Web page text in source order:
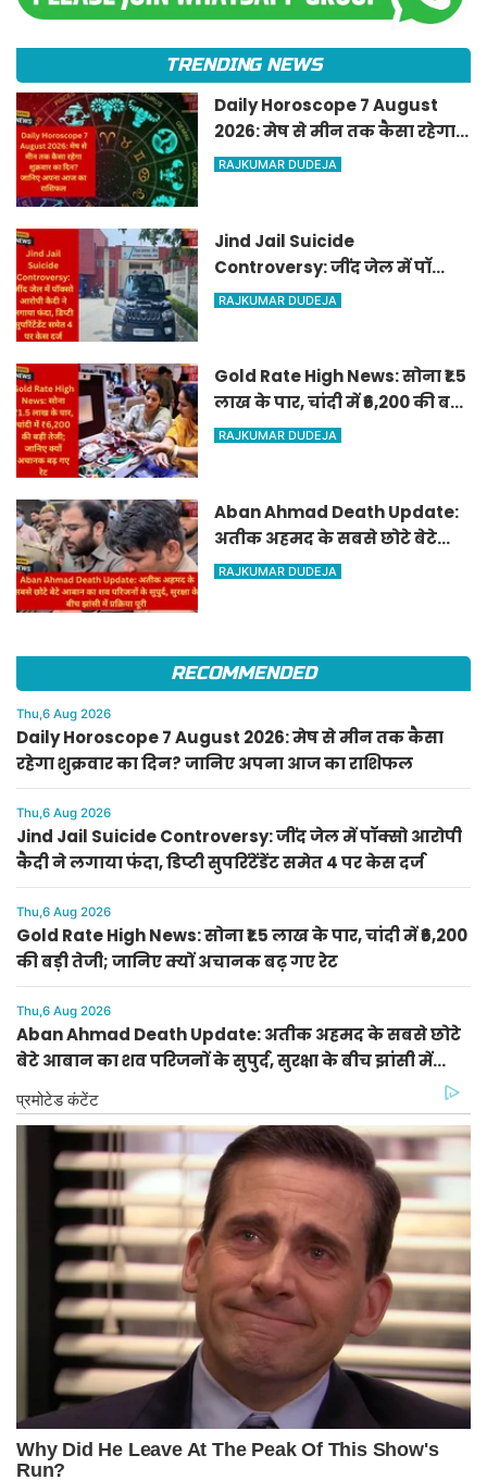
TRENDING NEWS
Daily Horoscope 7 August
2026: मेष से मीन तक कैसा रहेगा
शुक्रवार का दिन? जानिए अपना
RAJKUMAR DUDEJA
Jind Jail Suicide
Controversy: जींद जेल में पॉक्सो
आरोपी कैदी ने लगाया फंदा, डिप्टी
RAJKUMAR DUDEJA
Gold Rate High News: सोना ₹1.5
लाख के पार, चांदी में ₹6,200 की बड़ी
तेजी; जानिए क्यों अचानक बढ़ गए
RAJKUMAR DUDEJA
Aban Ahmad Death Update:
अतीक अहमद के सबसे छोटे बेटे
आबान का शव परिजनों के सुपुर्द,
RAJKUMAR DUDEJA
RECOMMENDED
Thu,6 Aug 2026
Daily Horoscope 7 August 2026: मेष से मीन तक कैसा
रहेगा शुक्रवार का दिन? जानिए अपना आज का राशिफल
Thu,6 Aug 2026
Jind Jail Suicide Controversy: जींद जेल में पॉक्सो आरोपी
कैदी ने लगाया फंदा, डिप्टी सुपरिंटेंडेंट समेत 4 पर केस दर्ज
Thu,6 Aug 2026
Gold Rate High News: सोना ₹1.5 लाख के पार, चांदी में ₹6,200
की बड़ी तेजी; जानिए क्यों अचानक बढ़ गए रेट
Thu,6 Aug 2026
Aban Ahmad Death Update: अतीक अहमद के सबसे छोटे
बेटे आबान का शव परिजनों के सुपुर्द, सुरक्षा के बीच झांसी में
प्रक्रिया पूरी